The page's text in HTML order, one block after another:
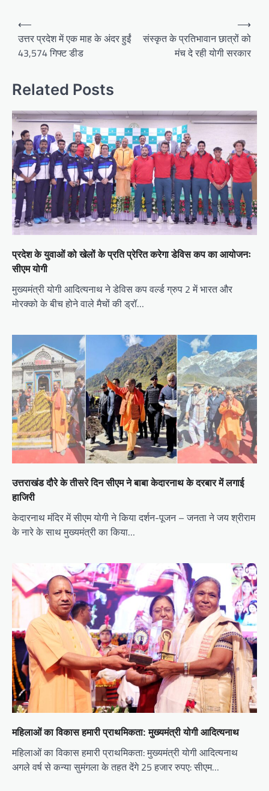
Post
navigation
⟵
उत्तर प्रदेश में एक माह के अंदर हुईं
43,574 गिफ्ट डीड
संस्कृत के प्रतिभावान छात्रों को
मंच दे रही योगी सरकार
⟶
Related Posts
प्रदेश के युवाओं को खेलों के प्रति प्रेरित करेगा डेविस कप का आयोजनः
सीएम योगी
मुख्यमंत्री योगी आदित्यनाथ ने डेविस कप वर्ल्ड ग्रुप 2 में भारत और
मोरक्को के बीच होने वाले मैचों की ड्रॉ…
उत्तराखंड दौरे के तीसरे दिन सीएम ने बाबा केदारनाथ के दरबार में लगाई
हाजिरी
केदारनाथ मंदिर में सीएम योगी ने किया दर्शन-पूजन – जनता ने जय श्रीराम
के नारे के साथ मुख्यमंत्री का किया…
महिलाओं का विकास हमारी प्राथमिकता: मुख्यमंत्री योगी आदित्यनाथ
महिलाओं का विकास हमारी प्राथमिकता: मुख्यमंत्री योगी आदित्यनाथ
अगले वर्ष से कन्या सुमंगला के तहत देंगे 25 हजार रुपए: सीएम…